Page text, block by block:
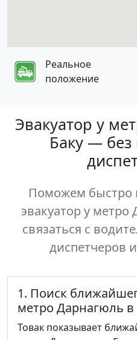
Реальное
положение
Эвакуатор у
Баку — без
Поможем быстро
эвакуатор у метро
связаться с
диспетчеров
1. Поиск
метро Дарнагюль в
Товак показывает